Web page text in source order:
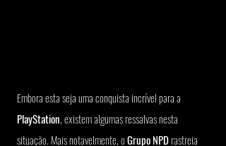
Embora esta seja uma conquista incrível para a
PlayStation, existem algumas ressalvas nesta
situação. Mais notavelmente, o Grupo NPD rastreia